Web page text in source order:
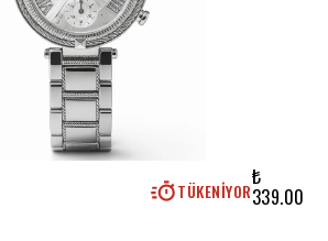
TÜKENIYOR
₺
339.00